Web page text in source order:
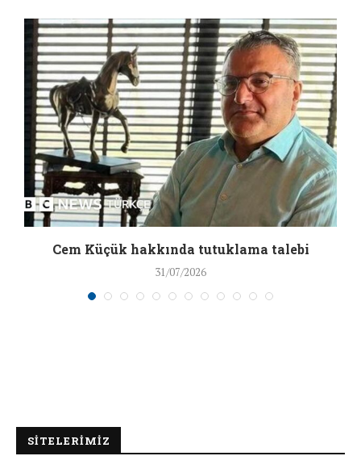
Cem Küçük hakkında tutuklama talebi
31/07/2026
SİTELERİMİZ